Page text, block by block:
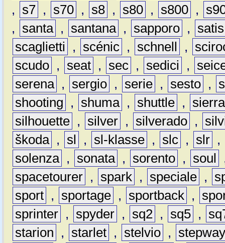
,
s7 , s70 , s8 , s80 , s800 ,
,
santa , santana , sapporo ,
satis
scaglietti
, scénic , schnell ,
scudo , seat , sec , sedici ,
serena , sergio , serie , sesto ,
shooting
, shuma , shuttle ,
sierra
silhouette , silver , silverado ,
škoda , sl , sl-klasse , slc , slr ,
solenza , sonata , sorento , soul
spacetourer , spark , speciale ,
sport , sportage , sportback ,
sprinter , spyder , sq2 , sq5 ,
starion
, starlet , stelvio ,